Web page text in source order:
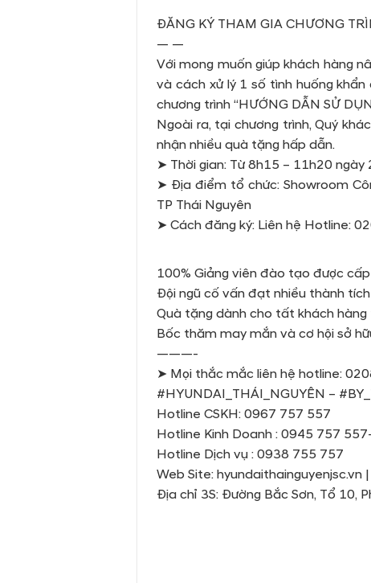
ĐĂNG KÝ THAM GIA CHƯƠNG
— —
Với mong muốn giúp khách hàng
và cách xử lý 1 số tình huống
chương trình “HƯỚNG DẪN SỬ
Ngoài ra, tại chương trình, Quý
nhận nhiều quà tặng hấp dẫn.
➤ Thời gian: Từ 8h15 – 11h20
➤ Địa điểm tổ chức: Showroom
TP Thái Nguyên
➤ Cách đăng ký: Liên hệ Hotline:
100% Giảng viên đào tạo được
Đội ngũ cố vấn đạt nhiều thành
Quà tặng dành cho tất khách hàng
Bốc thăm may mắn và cơ hội sở
———-
➤ Mọi thắc mắc liên hệ hotline:
#HYUNDAI_THÁI_NGUYÊN –
Hotline CSKH: 0967 757 557
Hotline Kinh Doanh : 0945 757
Hotline Dịch vụ : 0938 755 757
Web Site: hyundaithainguyenjsc.vn
Địa chỉ 3S: Đường Bắc Sơn, Tổ 10,